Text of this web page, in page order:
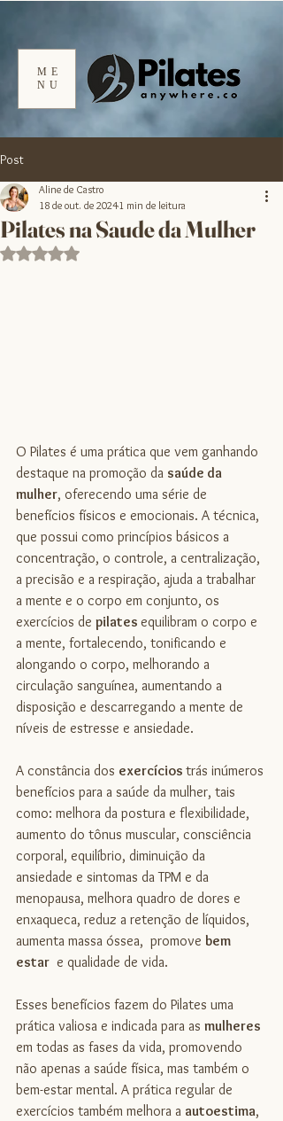
ME
NU
Post
Pilates na Saude da Mulher
Aline de Castro
18 de out. de 20241 min de leitura
Avaliado com NaN de 5 estrelas.
O Pilates é uma prática que vem ganhando
destaque na promoção da saúde da
mulher, oferecendo uma série de
benefícios físicos e emocionais. A técnica,
que possui como princípios básicos a
concentração, o controle, a centralização,
a precisão e a respiração, ajuda a trabalhar
a mente e o corpo em conjunto, os
exercícios de pilates equilibram o corpo e
a mente, fortalecendo, tonificando e
alongando o corpo, melhorando a
circulação sanguínea, aumentando a
disposição e descarregando a mente de
níveis de estresse e ansiedade.
A constância dos exercícios trás inúmeros
benefícios para a saúde da mulher, tais
como: melhora da postura e flexibilidade,
aumento do tônus muscular, consciência
corporal, equilíbrio, diminuição da
ansiedade e sintomas da TPM e da
menopausa, melhora quadro de dores e
enxaqueca, reduz a retenção de líquidos,
aumenta massa óssea,  promove bem
estar
  e qualidade de vida.
Esses benefícios fazem do Pilates uma
prática valiosa e indicada para as mulheres
em todas as fases da vida, promovendo
não apenas a saúde física, mas também o
bem-estar mental. A prática regular de
exercícios também melhora a autoestima,